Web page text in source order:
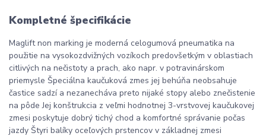
Kompletné špecifikácie
Maglift non marking je moderná celogumová pneumatika na
použitie na vysokozdvižných vozíkoch predovšetkým v oblastiach
citlivých na nečistoty a prach, ako napr. v potravinárskom
priemysle Špeciálna kaučuková zmes jej behúňa neobsahuje
častice sadzí a nezanecháva preto nijaké stopy alebo znečistenie
na pôde Jej konštrukcia z veľmi hodnotnej 3-vrstvovej kaučukovej
zmesi poskytuje dobrý tichý chod a komfortné správanie počas
jazdy Štyri balíky oceľových prstencov v základnej zmesi